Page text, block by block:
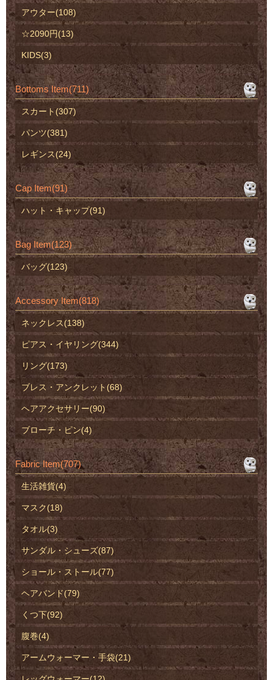
アウター(108)
☆2090円(13)
KIDS(3)
Bottoms Item(711)
スカート(307)
パンツ(381)
レギンス(24)
Cap Item(91)
ハット・キャップ(91)
Bag Item(123)
バッグ(123)
Accessory Item(818)
ネックレス(138)
ピアス・イヤリング(344)
リング(173)
ブレス・アンクレット(68)
ヘアアクセサリー(90)
ブローチ・ピン(4)
Fabric Item(707)
生活雑貨(4)
マスク(18)
タオル(3)
サンダル・シューズ(87)
ショール・ストール(77)
ヘアバンド(79)
くつ下(92)
腹巻(4)
アームウォーマー・手袋(21)